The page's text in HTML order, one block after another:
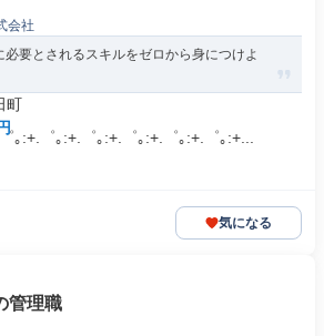
会社
必要とされるスキルをゼロから身につけよ
町
｡:+.゜｡:+.゜｡:+.゜｡:+.゜｡:+.゜｡:+...
気になる
管理職